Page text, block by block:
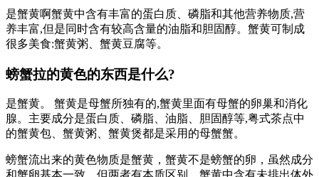
是蟹黄啊蟹黄中含有丰富的蛋白质、磷脂和其他营养物质,营
养丰富,但是同时含有较高含量的油脂和胆固醇。蟹黄可制成
很多美食:蟹黄粥、蟹黄豆腐等。
螃蟹拉的黄色的东西是什么?
是蟹黄。 蟹黄是母蟹所独有的,蟹黄里面有母蟹的卵巢和消化
腺。主要成分是蛋白质、磷脂、油脂、胆固醇等,粤式茶点中
的蟹黄包、蟹黄粥、蟹黄煲都是采用的母蟹蟹。
螃蟹流出来的黄色物质是蟹黄，蟹黄不是螃蟹的卵，虽然成分